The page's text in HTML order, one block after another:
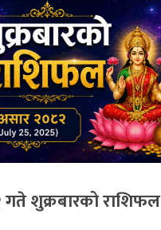
शुक्रबारको राशिफल